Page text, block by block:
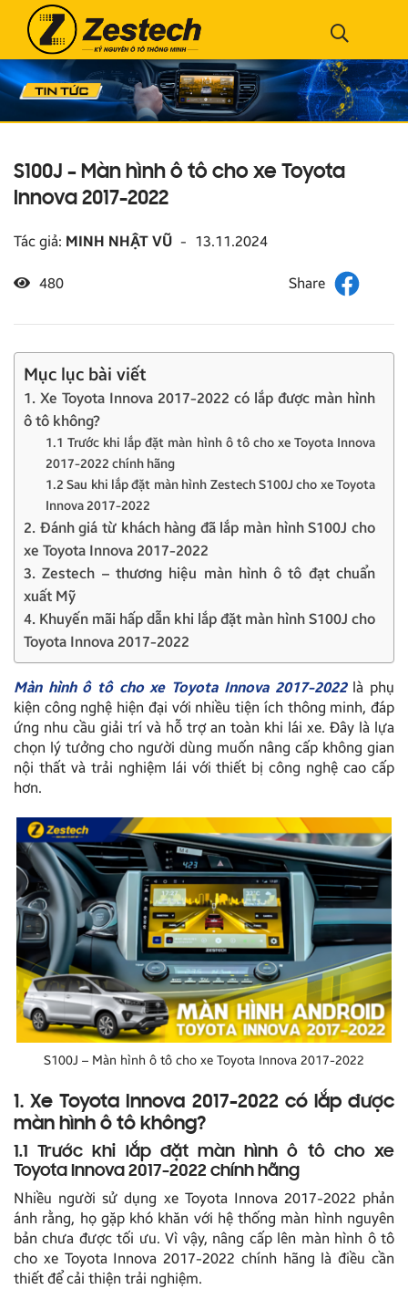
S100J – Màn hình ô tô cho xe Toyota
Innova 2017-2022
Tác giả: MINH NHẬT VŨ - 13.11.2024
480
Mục lục bài viết
1. Xe Toyota Innova 2017-2022 có lắp được màn hình
ô tô không?
1.1 Trước khi lắp đặt màn hình ô tô cho xe Toyota Innova
2017-2022 chính hãng
1.2 Sau khi lắp đặt màn hình Zestech S100J cho xe Toyota
Innova 2017-2022
2. Đánh giá từ khách hàng đã lắp màn hình S100J cho
xe Toyota Innova 2017-2022
3. Zestech – thương hiệu màn hình ô tô đạt chuẩn
xuất Mỹ
4. Khuyến mãi hấp dẫn khi lắp đặt màn hình S100J cho
Toyota Innova 2017-2022
Màn hình ô tô cho xe Toyota Innova 2017-2022là phụ
kiện công nghệ hiện đại với nhiều tiện ích thông minh, đáp
ứng nhu cầu giải trí và hỗ trợ an toàn khi lái xe. Đây là lựa
chọn lý tưởng cho người dùng muốn nâng cấp không gian
nội thất và trải nghiệm lái với thiết bị công nghệ cao cấp
hơn.
S100J – Màn hình ô tô cho xe Toyota Innova 2017-2022
1. Xe Toyota Innova 2017-2022 có lắp được
màn hình ô tô không?
1.1 Trước khi lắp đặt màn hình ô tô cho xe
Toyota Innova 2017-2022 chính hãng
Nhiều người sử dụng xe Toyota Innova 2017-2022 phản
ánh rằng, họ gặp khó khăn với hệ thống màn hình nguyên
bản chưa được tối ưu. Vì vậy, nâng cấp lên màn hình ô tô
cho xe Toyota Innova 2017-2022 chính hãng là điều cần
thiết để cải thiện trải nghiệm.